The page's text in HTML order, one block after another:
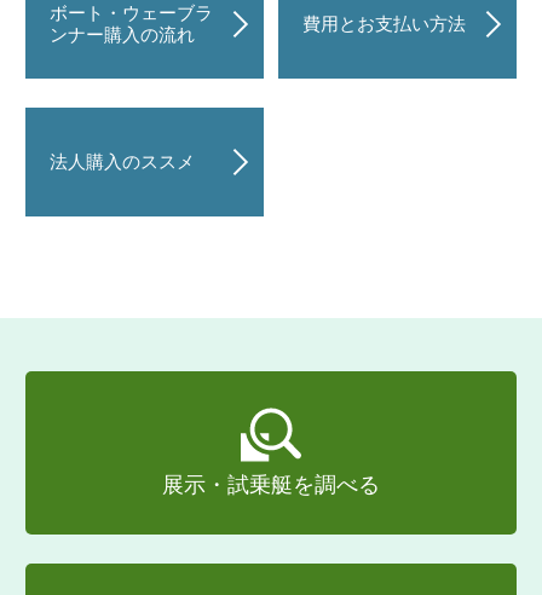
ボート・ウェーブラ
ンナー購入の流れ
費用とお支払い方法
法人購入のススメ
展示・試乗艇を調べる